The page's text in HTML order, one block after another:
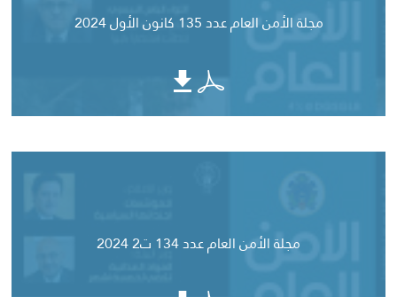
مجلة الأمن العام عدد 135 كانون الأول 2024
مجلة الأمن العام عدد 134 ت2 2024